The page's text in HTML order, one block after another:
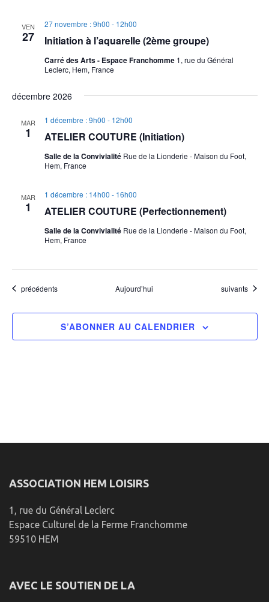
VEN
27 Initiation à l’aquarelle (2ème groupe)
27 novembre : 9h00 - 12h00
Carré des Arts - Espace Franchomme 1, rue du Général
Leclerc, Hem, France
décembre 2026
MAR
1 ATELIER COUTURE (Initiation)
1 décembre : 9h00 - 12h00
Salle de la Convivialité Rue de la Lionderie - Maison du Foot,
Hem, France
MAR
1 ATELIER COUTURE (Perfectionnement)
1 décembre : 14h00 - 16h00
Salle de la Convivialité Rue de la Lionderie - Maison du Foot,
Hem, France
Évènements
précédents Aujourd’hui Évènements
suivants
S’ABONNER AU CALENDRIER
ASSOCIATION HEM LOISIRS
1, rue du Général Leclerc
Espace Culturel de la Ferme Franchomme
59510 HEM
AVEC LE SOUTIEN DE LA